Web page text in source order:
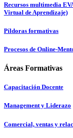
Recursos multimedia
Virtual de Aprendizaje)
Píldoras formativas
Procesos de Online-
Áreas Formativas
Capacitación Docente
Management y Liderazo
Comercial, ventas y